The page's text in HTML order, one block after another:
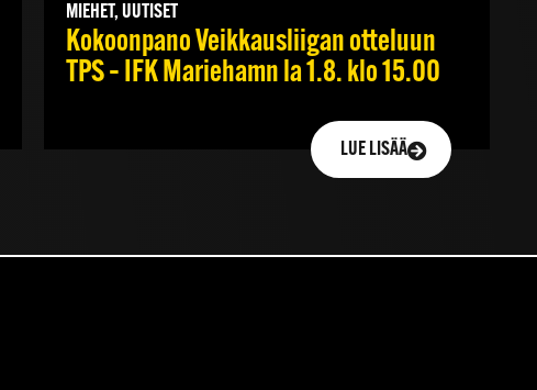
MIEHET, UUTISET
Kokoonpano Veikkausliigan otteluun
TPS – IFK Mariehamn la 1.8. klo 15.00
LUE LISÄÄ